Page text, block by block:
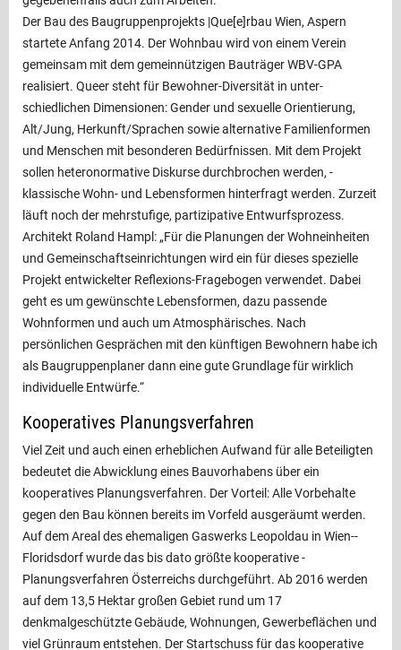
Der Bau des Baugruppenprojekts |Que[e]rbau Wien, Aspern
startete Anfang 2014. Der Wohnbau wird von einem ­Verein
gemeinsam mit dem gemeinnützigen Bauträger WBV-GPA
realisiert. Queer steht für Bewohner-Diversität in unter­
schiedlichen Dimensionen: Gender und sexuelle Orientierung,
Alt/Jung, Herkunft/Sprachen sowie alternative Familienformen
und Menschen mit besonderen Bedürfnissen. Mit dem Projekt
sollen heteronormative Diskurse durchbrochen werden, ­
klassische Wohn- und Lebens­formen hinterfragt werden. Zurzeit
läuft noch der mehrstufige, partizipative Entwurfsprozess.
Architekt Roland Hampl: „Für die Planungen der Wohneinheiten
und Gemeinschaftseinrichtungen wird ein für dieses spezielle
Projekt entwickelter Reflexions-Fragebogen verwendet. Dabei
geht es um gewünschte Lebensformen, dazu passende
Wohnformen und auch um Atmosphärisches. Nach
persönlichen Gesprächen mit den künftigen Bewohnern habe ich
als Baugruppenplaner dann eine gute Grundlage für wirklich
individuelle Entwürfe.“
Kooperatives Planungsverfahren
Viel Zeit und auch einen erheblichen Aufwand für alle Beteiligten
bedeutet die Abwicklung eines Bauvorhabens über ein
kooperatives Planungsverfahren. Der Vorteil: Alle Vorbehalte
gegen den Bau können bereits im Vorfeld ausgeräumt werden.
Auf dem Areal des ehemaligen Gaswerks Leopoldau in Wien-­
Floridsdorf wurde das bis dato größte ­kooperative ­
Planungsverfahren Österreichs ­durchgeführt. Ab 2016 ­werden
auf dem 13,5 Hektar großen Gebiet rund um 17
denkmalgeschützte Gebäude, ­Wohnungen, ­Gewerbeflächen und
viel Grünraum entstehen. Der Startschuss für das kooperative